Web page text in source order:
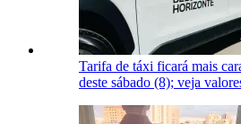
Tarifa de táxi ficará mais
deste sábado (8); veja